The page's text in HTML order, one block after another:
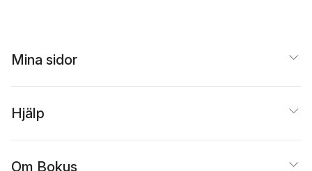
Mina sidor
Hjälp
Om Bokus